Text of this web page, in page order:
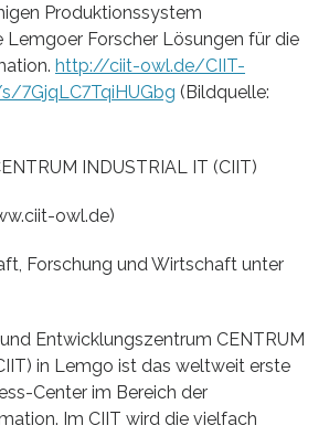
Produktionssystem
Lemgoer Forscher Lösungen für die
http://ciit-owl.de/CIIT-
7GjqLC7TqiHUGbg (Bildquelle:
INDUSTRIAL IT (CIIT)
owl.de)
Forschung und Wirtschaft unter
Entwicklungszentrum CENTRUM
in Lemgo ist das weltweit erste
Center im Bereich der
Im CIIT wird die vielfach